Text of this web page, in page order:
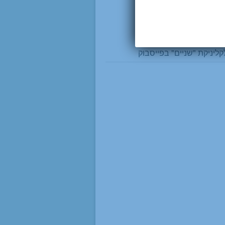
"שניים" בפייסבוק